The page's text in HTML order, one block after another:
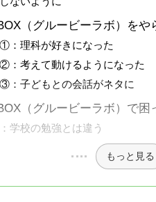
（グルービーラボ）をや
：理科が好きになった
：考えて動けるようになった
：子どもとの会話がネタに
（グルービーラボ）で困
学校の勉強とは違う
もっと見る